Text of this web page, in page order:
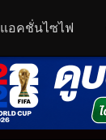
แอคชั่นไซไฟ